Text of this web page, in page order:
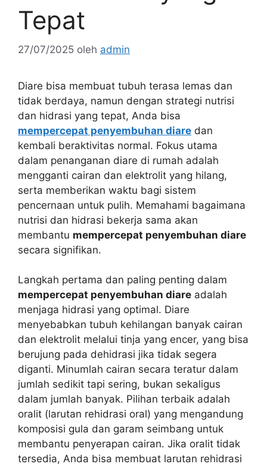
Tepat
27/07/2025 oleh admin
Diare bisa membuat tubuh terasa lemas dan
tidak berdaya, namun dengan strategi nutrisi
dan hidrasi yang tepat, Anda bisa
mempercepat penyembuhan diare dan
kembali beraktivitas normal. Fokus utama
dalam penanganan diare di rumah adalah
mengganti cairan dan elektrolit yang hilang,
serta memberikan waktu bagi sistem
pencernaan untuk pulih. Memahami bagaimana
nutrisi dan hidrasi bekerja sama akan
membantu mempercepat penyembuhan diare
secara signifikan.
Langkah pertama dan paling penting dalam
mempercepat penyembuhan diare adalah
menjaga hidrasi yang optimal. Diare
menyebabkan tubuh kehilangan banyak cairan
dan elektrolit melalui tinja yang encer, yang bisa
berujung pada dehidrasi jika tidak segera
diganti. Minumlah cairan secara teratur dalam
jumlah sedikit tapi sering, bukan sekaligus
dalam jumlah banyak. Pilihan terbaik adalah
oralit (larutan rehidrasi oral) yang mengandung
komposisi gula dan garam seimbang untuk
membantu penyerapan cairan. Jika oralit tidak
tersedia, Anda bisa membuat larutan rehidrasi